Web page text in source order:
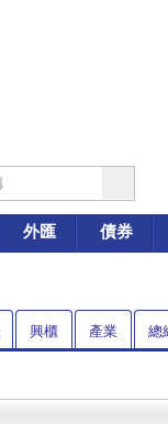
外匯 債券
興櫃 產業 總